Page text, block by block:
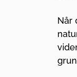
Når